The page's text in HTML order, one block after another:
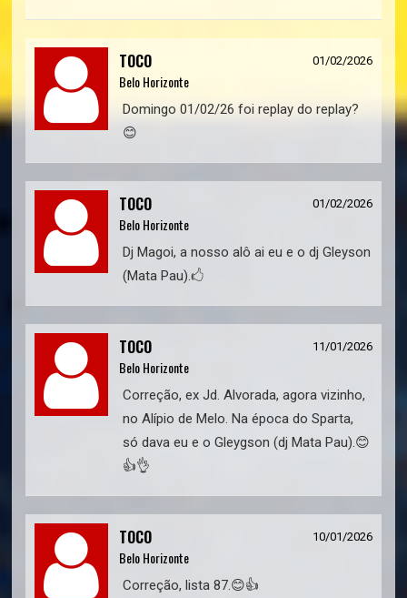
TOCO 01/02/2026
Belo Horizonte
Domingo 01/02/26 foi replay do replay?
😊
TOCO 01/02/2026
Belo Horizonte
Dj Magoi, a nosso alô ai eu e o dj Gleyson
(Mata Pau).🖒
TOCO 11/01/2026
Belo Horizonte
Correção, ex Jd. Alvorada, agora vizinho,
no Alípio de Melo. Na época do Sparta,
só dava eu e o Gleygson (dj Mata Pau).😊
👍👌
TOCO 10/01/2026
Belo Horizonte
Correção, lista 87.😊👍